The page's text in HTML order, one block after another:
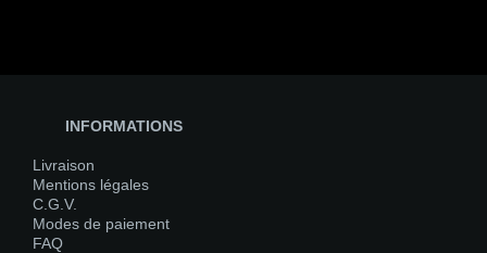
INFORMATIONS
Livraison
Mentions légales
C.G.V.
Modes de paiement
FAQ